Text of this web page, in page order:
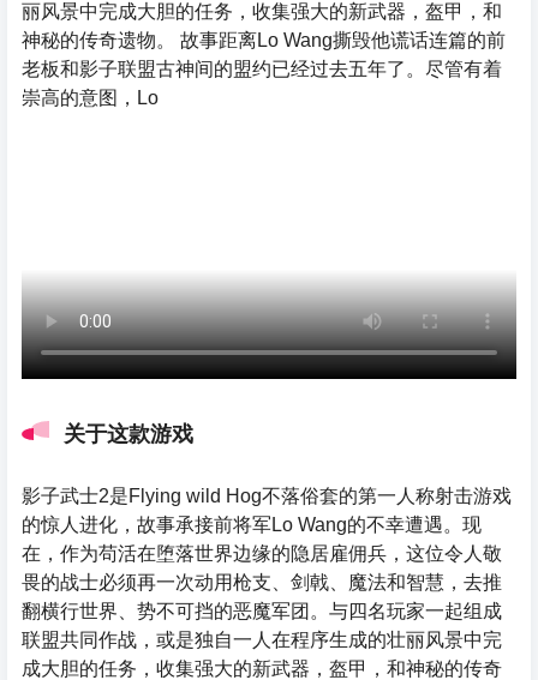
丽风景中完成大胆的任务，收集强大的新武器，盔甲，和
神秘的传奇遗物。 故事距离Lo Wang撕毁他谎话连篇的前
老板和影子联盟古神间的盟约已经过去五年了。尽管有着
崇高的意图，Lo
关于这款游戏
影子武士2是Flying wild Hog不落俗套的第一人称射击游戏
的惊人进化，故事承接前将军Lo Wang的不幸遭遇。现
在，作为苟活在堕落世界边缘的隐居雇佣兵，这位令人敬
畏的战士必须再一次动用枪支、剑戟、魔法和智慧，去推
翻横行世界、势不可挡的恶魔军团。与四名玩家一起组成
联盟共同作战，或是独自一人在程序生成的壮丽风景中完
成大胆的任务，收集强大的新武器，盔甲，和神秘的传奇